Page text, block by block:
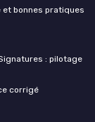
bonnes pratiques
: pilotage
corrigé